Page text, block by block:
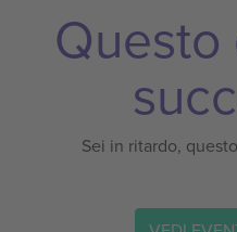
Sei in ritardo,